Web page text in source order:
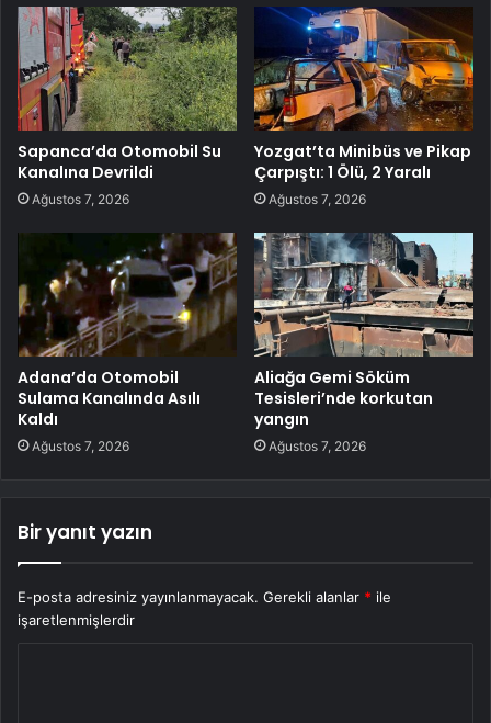
Sapanca’da Otomobil Su
Kanalına Devrildi
Ağustos 7, 2026
Yozgat’ta Minibüs ve Pikap
Çarpıştı: 1 Ölü, 2 Yaralı
Ağustos 7, 2026
Adana’da Otomobil
Sulama Kanalında Asılı
Kaldı
Ağustos 7, 2026
Aliağa Gemi Söküm
Tesisleri’nde korkutan
yangın
Ağustos 7, 2026
Bir yanıt yazın
E-posta adresiniz yayınlanmayacak. Gerekli alanlar * ile
işaretlenmişlerdir